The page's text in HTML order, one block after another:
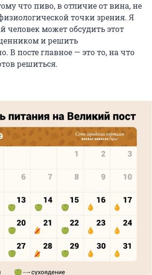
что пиво, в отличие от вина, не
точки зрения. Я
может обсудить этот
и решить
В посте главное — это то, на что
решиться.